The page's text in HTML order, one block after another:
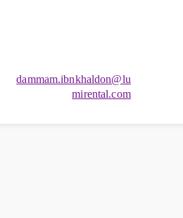
dammam.ibnkhaldon@lu
mirental.com